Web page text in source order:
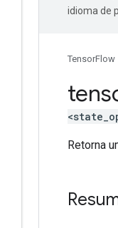
idioma de
TensorFlow
Retorna